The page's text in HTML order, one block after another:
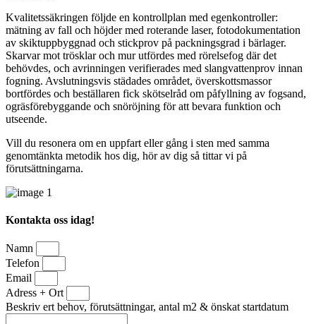
Kvalitetssäkringen följde en kontrollplan med egenkontroller:
mätning av fall och höjder med roterande laser, fotodokumentation
av skiktuppbyggnad och stickprov på packningsgrad i bärlager.
Skarvar mot trösklar och mur utfördes med rörelsefog där det
behövdes, och avrinningen verifierades med slangvattenprov innan
fogning. Avslutningsvis städades området, överskottsmassor
bortfördes och beställaren fick skötselråd om påfyllning av fogsand,
ogräsförebyggande och snöröjning för att bevara funktion och
utseende.
Vill du resonera om en uppfart eller gång i sten med samma
genomtänkta metodik hos dig, hör av dig så tittar vi på
förutsättningarna.
Kontakta oss idag!
Namn
Telefon
Email
Adress + Ort
Beskriv ert behov, förutsättningar, antal m2 & önskat startdatum